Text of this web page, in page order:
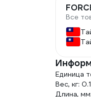
Все
Единица
Вес, кг:
Длина,